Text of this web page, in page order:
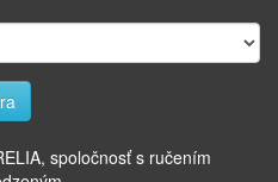
spoločnosť s ručením